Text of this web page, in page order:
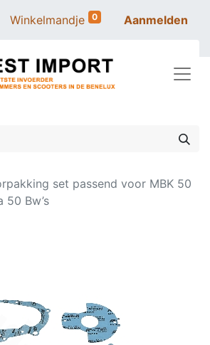
Winkelmandje 0 Aanmelden
set passend voor MBK 50
50 Bw’s